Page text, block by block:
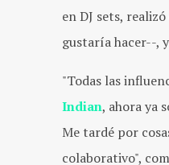
en DJ sets,
gustaría hacer--,
"Todas las
Indian, ahora ya
Me tardé por
colaborativo",